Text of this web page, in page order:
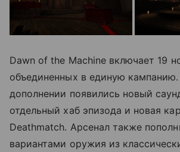
Dawn of the Machine включает 19
объединенных в единую
дополнении появились новый
отдельный хаб эпизода и новая
Deathmatch. Арсенал также
вариантами оружия из